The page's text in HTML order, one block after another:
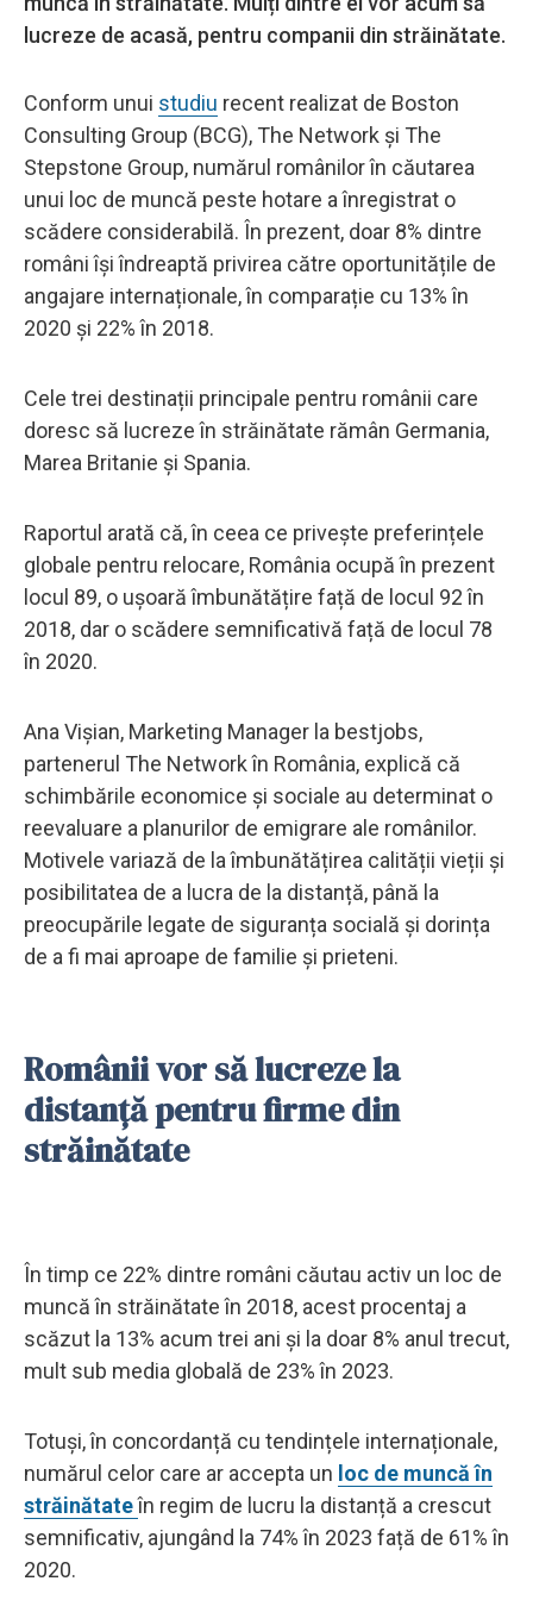
lucreze de acasă, pentru companii din străinătate.
Conform unui studiu recent realizat de Boston
Consulting Group (BCG), The Network și The
Stepstone Group, numărul românilor în căutarea
unui loc de muncă peste hotare a înregistrat o
scădere considerabilă. În prezent, doar 8% dintre
români își îndreaptă privirea către oportunitățile de
angajare internaționale, în comparație cu 13% în
2020 și 22% în 2018.
Cele trei destinații principale pentru românii care
doresc să lucreze în străinătate rămân Germania,
Marea Britanie și Spania.
Raportul arată că, în ceea ce privește preferințele
globale pentru relocare, România ocupă în prezent
locul 89, o ușoară îmbunătățire față de locul 92 în
2018, dar o scădere semnificativă față de locul 78
în 2020.
Ana Vişian, Marketing Manager la bestjobs,
partenerul The Network în România, explică că
schimbările economice și sociale au determinat o
reevaluare a planurilor de emigrare ale românilor.
Motivele variază de la îmbunătățirea calității vieții și
posibilitatea de a lucra de la distanță, până la
preocupările legate de siguranța socială și dorința
de a fi mai aproape de familie și prieteni.
Românii vor să lucreze la
distanță pentru firme din
străinătate
În timp ce 22% dintre români căutau activ un loc de
muncă în străinătate în 2018, acest procentaj a
scăzut la 13% acum trei ani și la doar 8% anul trecut,
mult sub media globală de 23% în 2023.
Totuși, în concordanță cu tendințele internaționale,
numărul celor care ar accepta un loc de muncă în
străinătateîn regim de lucru la distanță a crescut
semnificativ, ajungând la 74% în 2023 față de 61% în
2020.